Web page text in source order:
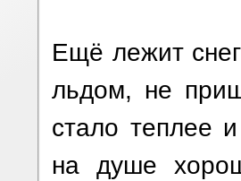
Ещё лежит
льдом, не
стало теплее
на душе